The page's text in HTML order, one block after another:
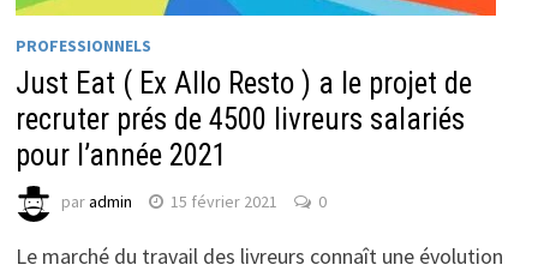
PROFESSIONNELS
Just Eat ( Ex Allo Resto ) a le projet de
recruter prés de 4500 livreurs salariés
pour l’année 2021
paradmin 15 février 2021 0
Le marché du travail des livreurs connaît une évolution